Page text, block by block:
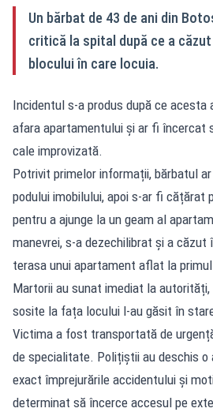
Un bărbat de 43 de ani din
critică la spital după ce a
blocului în care locuia.
Incidentul s-a produs după ce
afara apartamentului și ar fi încercat
cale improvizată.
Potrivit primelor informații, bărbatul
podului imobilului, apoi s-ar fi cățărat
pentru a ajunge la un geam al
manevrei, s-a dezechilibrat și a căzut
terasa unui apartament aflat la
Martorii au sunat imediat la
sosite la fața locului l-au găsit în
Victima a fost transportată de
de specialitate. Polițiștii au deschis
exact împrejurările accidentului și
determinat să încerce accesul pe